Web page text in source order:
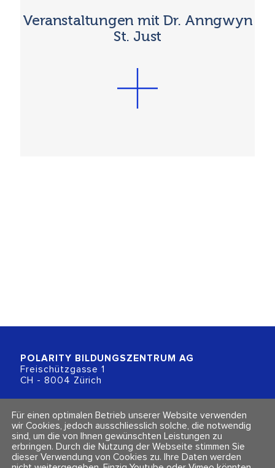
Veranstaltungen mit Dr. Anngwyn
St. Just
POLARITY BILDUNGSZENTRUM AG
Freischützgasse 1
CH - 8004 Zürich
+41 (0)44 218 80 80
info@polarity.ch
Kontakt & Info
Newsletter
Folge uns
Für einen optimalen Betrieb unserer Website verwenden
wir Cookies, jedoch ausschliesslich solche, die notwendig
sind, um die von Ihnen gewünschten Leistungen zu
erbringen. Durch die Nutzung der Webseite stimmen Sie
dieser Verwendung von Cookies zu. Ihre Daten werden